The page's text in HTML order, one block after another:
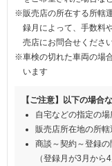
※販売店の所在する所轄
録月によって、手数料
売店にお問合せくださ
※車検の切れた車両の場
います
【ご注意】以下の場合
自宅などの指定の
販売店所在地の所
商談～契約～登録
（登録月が3月か